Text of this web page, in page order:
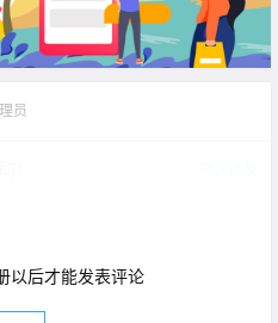
员
以后才能发表评论